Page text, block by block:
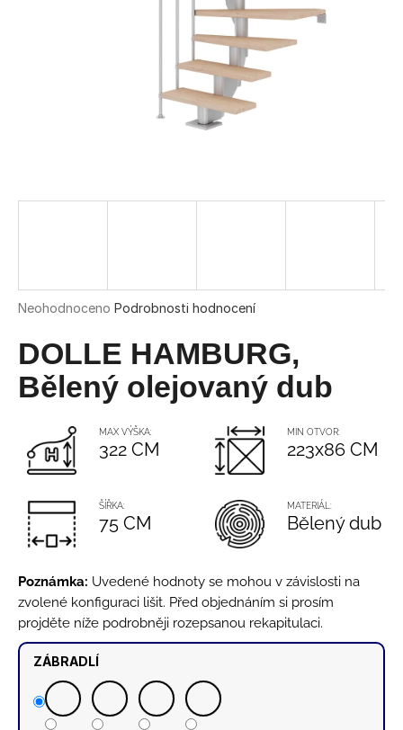
Průměrné
produktu
je
0,0
hvězdiček.
Neohodnoceno Podrobnosti hodnocení
DOLLE HAMBURG,
Bělený olejovaný dub
MAX VÝŠKA:
322 CM
MIN OTVOR:
223x86 CM
ŠÍŘKA:
75 CM
MATERIÁL:
Bělený dub
Poznámka: Uvedené hodnoty se mohou v závislosti na
zvolené konfiguraci lišit. Před objednáním si prosím
projděte níže podrobněji rozepsanou rekapitulaci.
ZÁBRADLÍ
D
o
o
r
u
e
SLOUPEK
PRO
3
(RAL7016)
-
MONTÁŽ
DO
PODLAHY
640